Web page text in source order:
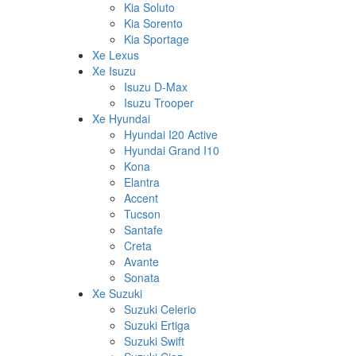
Kia Soluto
Kia Sorento
Kia Sportage
Xe Lexus
Xe Isuzu
Isuzu D-Max
Isuzu Trooper
Xe Hyundai
Hyundai I20 Active
Hyundai Grand I10
Kona
Elantra
Accent
Tucson
Santafe
Creta
Avante
Sonata
Xe Suzuki
Suzuki Celerio
Suzuki Ertiga
Suzuki Swift